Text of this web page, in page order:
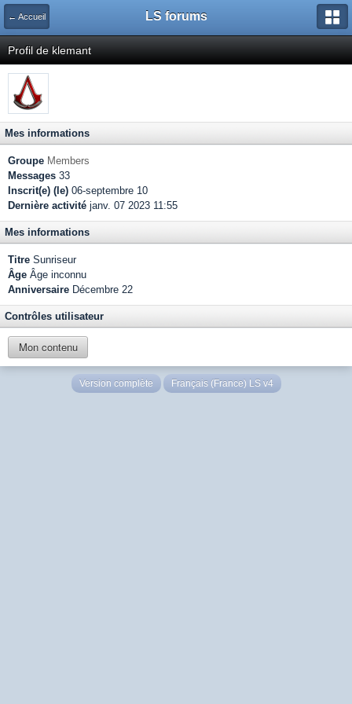
← Accueil LS forums
Profil de klemant
Mes informations
Groupe Members
Messages 33
Inscrit(e) (le) 06-septembre 10
Dernière activité janv. 07 2023 11:55
Mes informations
Titre Sunriseur
Âge Âge inconnu
Anniversaire Décembre 22
Contrôles utilisateur
Mon contenu
Version complète Français (France) LS v4